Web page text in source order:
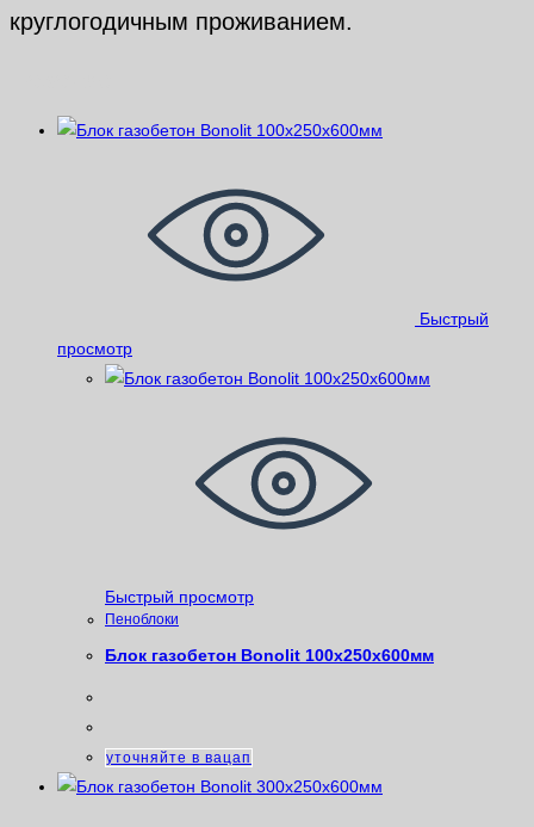
круглогодичным проживанием.
Быстрый
просмотр
Быстрый просмотр
Пеноблоки
Блок газобетон Bonolit 100х250х600мм
уточняйте в вацап